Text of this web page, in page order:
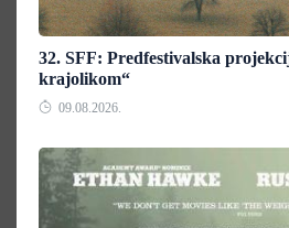
32. SFF: Predfestivalska
krajolikom“
09.08.2026.